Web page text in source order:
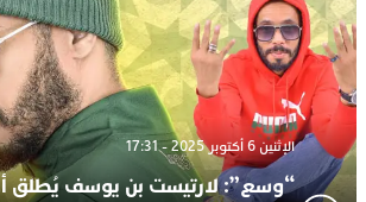
الإثنين 6 أكتوبر 2025 - 17:31
“وسع”: لارتيست بن يوسف يُطلق